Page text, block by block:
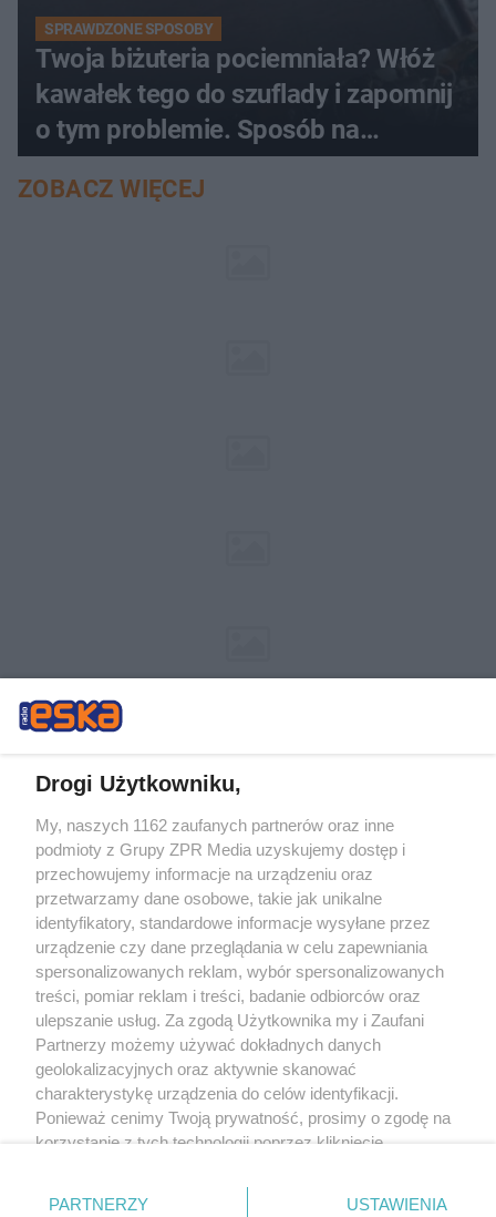
SPRAWDZONE SPOSOBY
Twoja biżuteria pociemniała? Włóż
kawałek tego do szuflady i zapomnij
o tym problemie. Sposób na
pociemniałą biżuterię
ZOBACZ WIĘCEJ
Żaden utwór zamieszczony w serwisie nie może być powielany i
rozpowszechniany lub dalej rozpowszechniany w jakikolwiek sposób (w
tym także elektroniczny lub mechaniczny) na jakimkolwiek polu
eksploatacji w jakiejkolwiek formie, włącznie z umieszczaniem w Internecie
bez pisemnej zgody właściciela praw. Jakiekolwiek użycie lub
wykorzystanie utworów w całości lub w części z naruszeniem prawa, tzn.
bez właściwej zgody, jest zabronione pod groźbą kary i może być ścigane
prawnie.
O nas
Drogi Użytkowniku,
My, naszych 1162 zaufanych partnerów oraz inne
podmioty z Grupy ZPR Media uzyskujemy dostęp i
przechowujemy informacje na urządzeniu oraz
przetwarzamy dane osobowe, takie jak unikalne
identyfikatory, standardowe informacje wysyłane przez
urządzenie czy dane przeglądania w celu zapewniania
spersonalizowanych reklam, wybór spersonalizowanych
treści, pomiar reklam i treści, badanie odbiorców oraz
ulepszanie usług. Za zgodą Użytkownika my i Zaufani
Partnerzy możemy używać dokładnych danych
geolokalizacyjnych oraz aktywnie skanować
charakterystykę urządzenia do celów identyfikacji.
Ponieważ cenimy Twoją prywatność, prosimy o zgodę na
korzystanie z tych technologii poprzez kliknięcie
zmienić/wycofać klikając przycisk ustawień prywatności
PARTNERZY USTAWIENIA